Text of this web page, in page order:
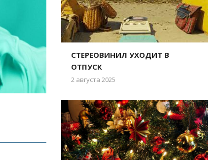
СТЕРЕОВИНИЛ УХОДИТ В
ОТПУСК
2 августа 2025